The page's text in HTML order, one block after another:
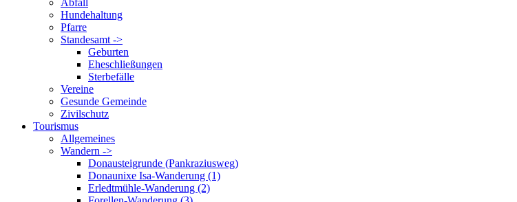
Abfall
Hundehaltung
Pfarre
Standesamt ->
Geburten
Eheschließungen
Sterbefälle
Vereine
Gesunde Gemeinde
Zivilschutz
Tourismus
Allgemeines
Wandern ->
Donausteigrunde (Pankraziusweg)
Donaunixe Isa-Wanderung (1)
Erledtmühle-Wanderung (2)